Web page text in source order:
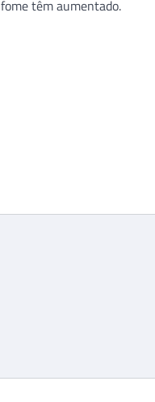
têm aumentado.